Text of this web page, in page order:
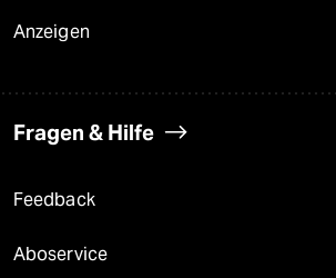
Anzeigen
Fragen & Hilfe
Feedback
Aboservice